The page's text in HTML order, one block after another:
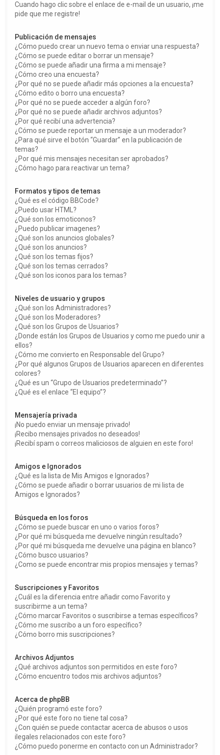
Cuando hago clic sobre el enlace de e-mail de un usuario, ¡me
pide que me registre!
Publicación de mensajes
¿Cómo puedo crear un nuevo tema o enviar una respuesta?
¿Cómo se puede editar o borrar un mensaje?
¿Cómo se puede añadir una firma a mi mensaje?
¿Cómo creo una encuesta?
¿Por qué no se puede añadir más opciones a la encuesta?
¿Cómo edito o borro una encuesta?
¿Por qué no se puede acceder a algún foro?
¿Por qué no se puede añadir archivos adjuntos?
¿Por qué recibí una advertencia?
¿Cómo se puede reportar un mensaje a un moderador?
¿Para qué sirve el botón “Guardar” en la publicación de
temas?
¿Por qué mis mensajes necesitan ser aprobados?
¿Cómo hago para reactivar un tema?
Formatos y tipos de temas
¿Qué es el código BBCode?
¿Puedo usar HTML?
¿Qué son los emoticonos?
¿Puedo publicar imagenes?
¿Qué son los anuncios globales?
¿Qué son los anuncios?
¿Qué son los temas fijos?
¿Qué son los temas cerrados?
¿Qué son los iconos para los temas?
Niveles de usuario y grupos
¿Qué son los Administradores?
¿Qué son los Moderadores?
¿Qué son los Grupos de Usuarios?
¿Donde están los Grupos de Usuarios y como me puedo unir a
ellos?
¿Cómo me convierto en Responsable del Grupo?
¿Por qué algunos Grupos de Usuarios aparecen en diferentes
colores?
¿Qué es un “Grupo de Usuarios predeterminado”?
¿Qué es el enlace “El equipo”?
Mensajería privada
¡No puedo enviar un mensaje privado!
¡Recibo mensajes privados no deseados!
¡Recibí spam o correos maliciosos de alguien en este foro!
Amigos e Ignorados
¿Qué es la lista de Mis Amigos e Ignorados?
¿Cómo se puede añadir o borrar usuarios de mi lista de
Amigos e Ignorados?
Búsqueda en los foros
¿Cómo se puede buscar en uno o varios foros?
¿Por qué mi búsqueda me devuelve ningún resultado?
¿Por qué mi búsqueda me devuelve una página en blanco?
¿Cómo busco usuarios?
¿Como se puede encontrar mis propios mensajes y temas?
Suscripciones y Favoritos
¿Cuál es la diferencia entre añadir como Favorito y
suscribirme a un tema?
¿Cómo marcar Favoritos o suscribirse a temas específicos?
¿Cómo me suscribo a un foro específico?
¿Cómo borro mis suscripciones?
Archivos Adjuntos
¿Qué archivos adjuntos son permitidos en este foro?
¿Cómo encuentro todos mis archivos adjuntos?
Acerca de phpBB
¿Quién programó este foro?
¿Por qué este foro no tiene tal cosa?
¿Con quién se puede contactar acerca de abusos o usos
ilegales relacionados con este foro?
¿Cómo puedo ponerme en contacto con un Administrador?